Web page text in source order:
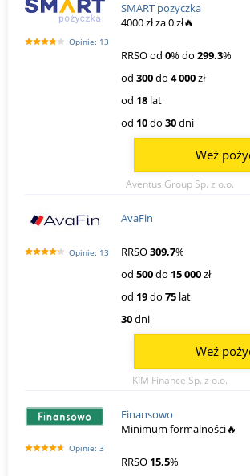
Opinie: 13
SMART pozyczka
4000 zł za 0 zł🔥
RRSO od 0% do 299.3%
od 300do 4 000zł
od 18 lat
od 10do 30dni
Aventus Group Sp. z o.o.
Weź
Opinie: 13
AvaFin
RRSO309,7%
od 500do 15 000zł
od 19do 75 lat
30dni
KIM Finance Sp. z o.o.
Weź
Opinie: 3
Finansowo
Minimum formalności🔥
RRSO 15,5%